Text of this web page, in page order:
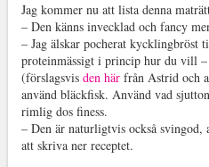
Jag kommer nu att lista denna
– Den känns invecklad och fancy
– Jag älskar pocherat kycklingbröst
proteinmässigt i princip hur du vill
(förslagsvis den härfrån Astrid och
använd bläckfisk. Använd vad
rimlig dos finess.
– Den är naturligtvis också
att skriva ner receptet.